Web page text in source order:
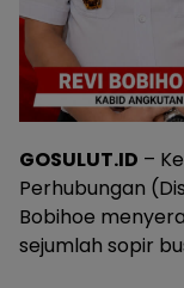
GOSULUT.ID –
Perhubungan
Bobihoe
sejumlah sopir